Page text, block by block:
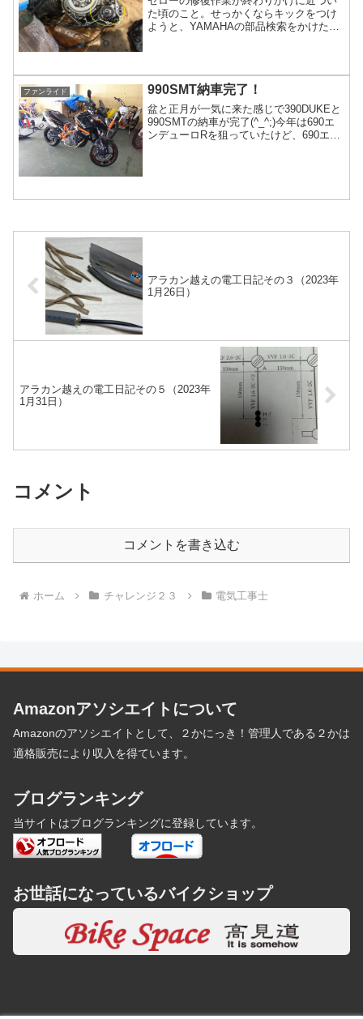
た頃のこと。せっかくならキックをつけ
ようと、YAMAHAの部品検索をかけたら
売られていればメーカーから一万円程度
で手に入れられたはずなのに、廃盤にな
ってしまった今ではここ...
ファンライド 990SMT納車完了！
盆と正月が一気に来た感じで390DUKEと
990SMTの納車が完了(^_^;)今年は690エ
ンデューロRを狙っていたけど、690エン
了なので新車はもう手に入らないらし
アラカン越えの電工日記その３（2023年
1月26日）
アラカン越えの電工日記その５（2023年
1月31日）
コメント
コメントを書き込む
ホーム チャレンジ２３ 電気工事士
Amazonアソシエイトについて
Amazonのアソシエイトとして、２かにっき！管理人である２かは
適格販売により収入を得ています。
ブログランキング
当サイトはブログランキングに登録しています。
お世話になっているバイクショップ